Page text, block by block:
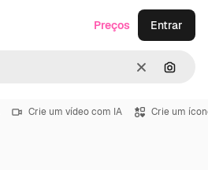
Limpar
Preços Entrar
Crie um vídeo com IA Crie um